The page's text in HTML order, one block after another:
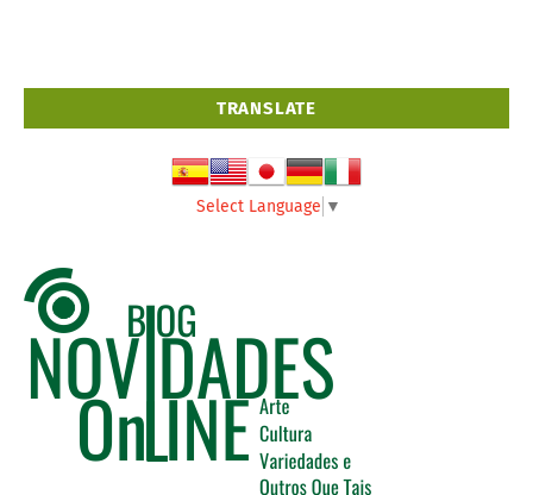
TRANSLATE
Select Language ▼